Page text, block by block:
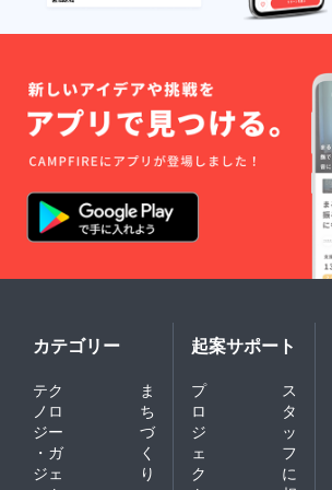
カテゴリー
テク
ノロ
ジー
・ガ
ジェ
ま
ち
づ
く
り
起案サポート
プ
ロ
ジ
ェ
ク
ス
タ
ッ
フ
に